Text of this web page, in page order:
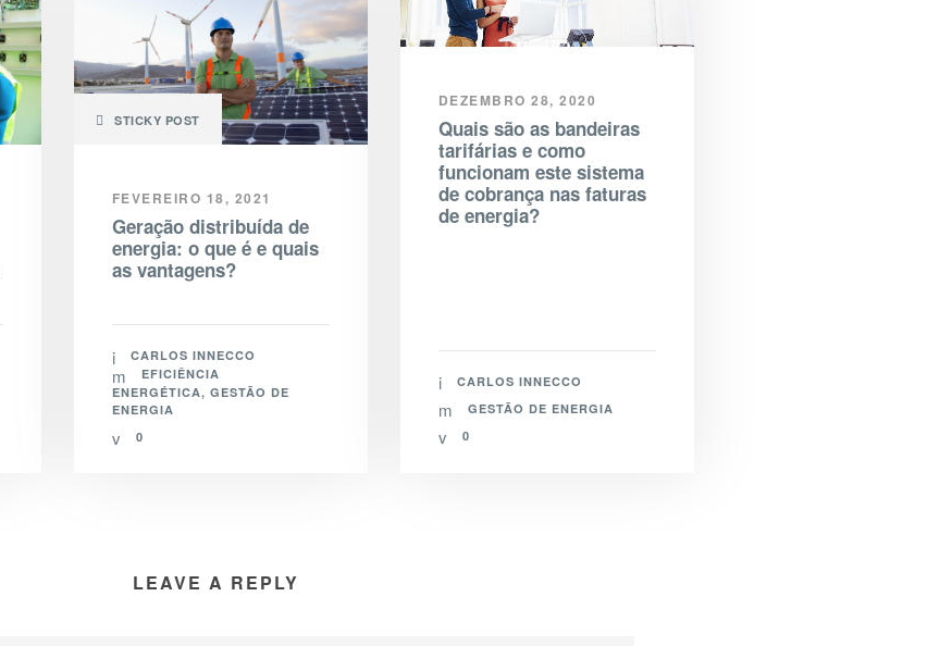
STICKY POST
FEVEREIRO 18, 2021
Geração distribuída de
energia: o que é e quais
as vantagens?
CARLOS INNECCO
EFICIÊNCIA
ENERGÉTICA, GESTÃO DE
ENERGIA
0
DEZEMBRO 28, 2020
Quais são as bandeiras
tarifárias e como
funcionam este sistema
de cobrança nas faturas
de energia?
CARLOS INNECCO
GESTÃO DE ENERGIA
0
LEAVE A REPLY